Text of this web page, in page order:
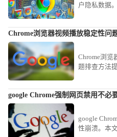
户隐私数据
Chrome浏览器视频播放稳定性问
Chrome浏览
题排查方法
google Chrome强制网页禁用不必
google
性崩溃。本